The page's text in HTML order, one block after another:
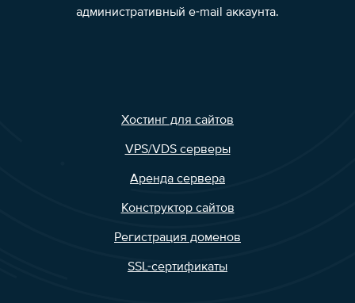
административный e-mail аккаунта.
Хостинг для сайтов
VPS/VDS серверы
Аренда сервера
Конструктор сайтов
Регистрация доменов
SSL-сертификаты